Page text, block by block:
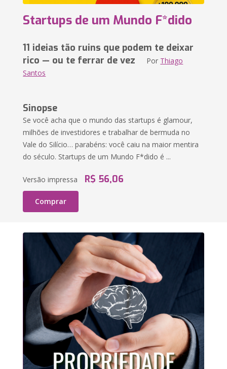
Startups de um Mundo F*dido
11 ideias tão ruins que podem te deixar
rico — ou te ferrar de vez Por Thiago
Santos
Sinopse
Se você acha que o mundo das startups é glamour,
milhões de investidores e trabalhar de bermuda no
Vale do Silício… parabéns: você caiu na maior mentira
do século. Startups de um Mundo F*dido é ...
Versão impressa R$ 56,06
Comprar